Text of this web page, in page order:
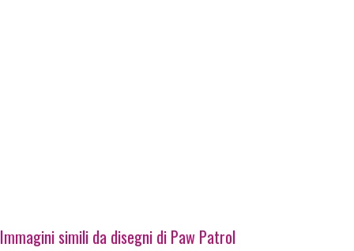
Immagini simili da disegni di Paw Patrol